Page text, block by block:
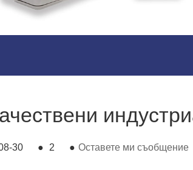
30 ● 2 ● Оставете ми съобщение